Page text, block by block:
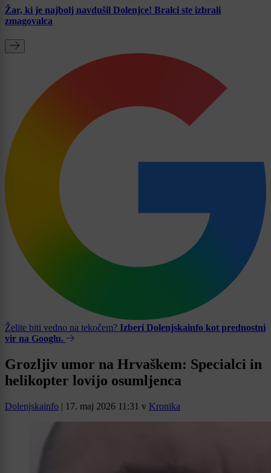
Žar, ki je najbolj navdušil Dolenjce! Bralci ste izbrali
zmagovalca
Želite biti vedno na tekočem? Izberi Dolenjskainfo kot prednostni
vir na Googlu.
Grozljiv umor na Hrvaškem: Specialci in
helikopter lovijo osumljenca
Dolenjskainfo | 17. maj 2026 11:31 v Kronika